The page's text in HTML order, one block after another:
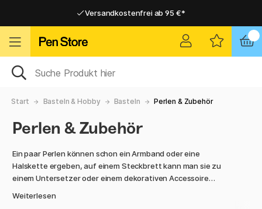
Versandkostenfrei ab 95 €*
Versandkostenfrei ab 95 €*
Start Basteln & Hobby Basteln Perlen & Zubehör
Perlen & Zubehör
Ein paar Perlen können schon ein Armband oder eine
Halskette ergeben, auf einem Steckbrett kann man sie zu
einem Untersetzer oder einem dekorativen Accessoire
Weiterlesen